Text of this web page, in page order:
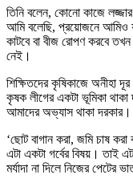
তিনি বলেন, কোনো কাজে
আমি বলেছি, প্রয়োজনে আমিও
কাটবে বা বীজ রোপণ করবে
নেই।
শিক্ষিতদের কৃষিকাজে অনীহা
কৃষক লীগের একটা ভূমিকা
আমাদের অভ্যাস থাকা দরকার।
‘ছোট বাগান করা, জমি চাষ
এটা একটা গর্বের বিষয়। তাই
মর্যাদা না দিলে নিজের পেটের